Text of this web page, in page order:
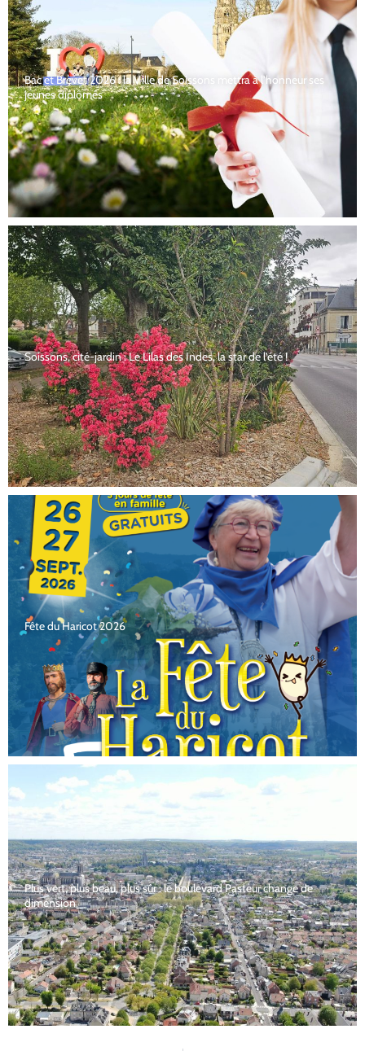
Bac et Brevet 2026 : la Ville de Soissons mettra à l’honneur ses
jeunes diplômés
Soissons, cité-jardin : Le Lilas des Indes, la star de l’été !
Fête du Haricot 2026
Plus vert, plus beau, plus sûr : le boulevard Pasteur change de
dimension